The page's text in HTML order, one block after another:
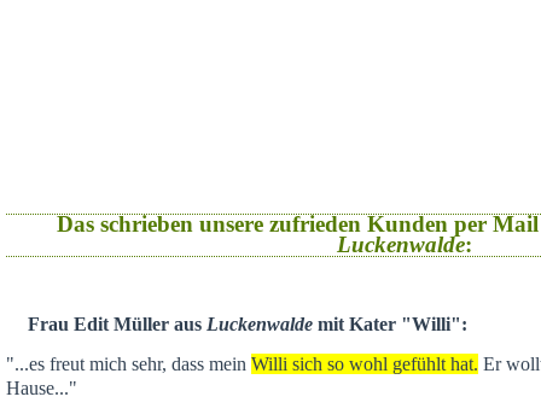
Das schrieben unsere zufrieden Kunden per
Luckenwalde:
Frau Edit Müller aus Luckenwalde mit Kater "Willi":
"...es freut mich sehr, dass mein Willi sich so wohl gefühlt hat. Er
Hause..."